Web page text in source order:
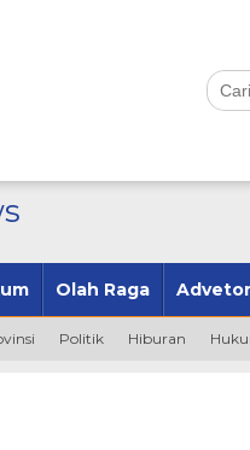
Olah Raga
Politik Hiburan